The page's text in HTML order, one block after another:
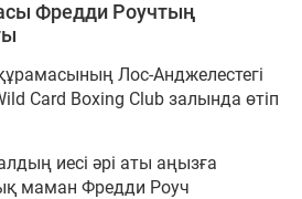
Фредди Роучтың
Лос-Анджелестегі
Card Boxing Club залында өтіп
иесі әрі аты аңызға
маман Фредди Роуч